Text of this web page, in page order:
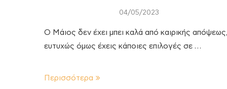
04/05/2023
Ο Μάιος δεν έχει μπει καλά από καιρικής απόψεως,
ευτυχώς όμως έχεις κάποιες επιλογές σε …
Περισσότερα